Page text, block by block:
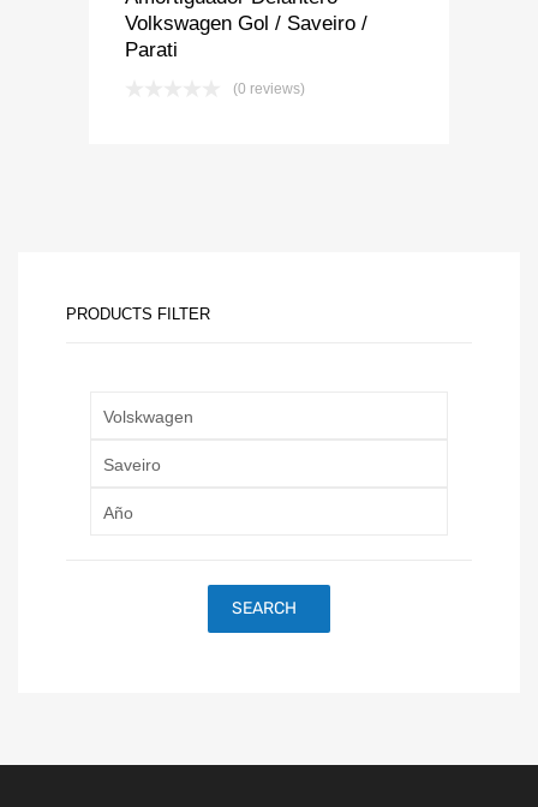
Volkswagen Gol / Saveiro /
Parati
(0 reviews)
PRODUCTS FILTER
SEARCH